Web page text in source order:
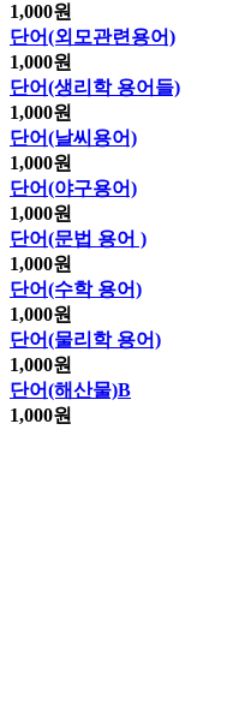
1,000원
단어(외모관련용어)
1,000원
단어(생리학 용어들)
1,000원
단어(날씨용어)
1,000원
단어(야구용어)
1,000원
단어(문법 용어 )
1,000원
단어(수학 용어)
1,000원
단어(물리학 용어)
1,000원
단어(해산물)B
1,000원